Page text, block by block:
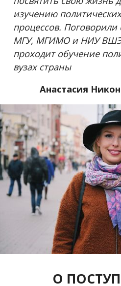
изучению
процессов. Поговорили
МГУ, МГИМО и НИУ ВШЭ
проходит обучение
вузах страны
Анастасия
О